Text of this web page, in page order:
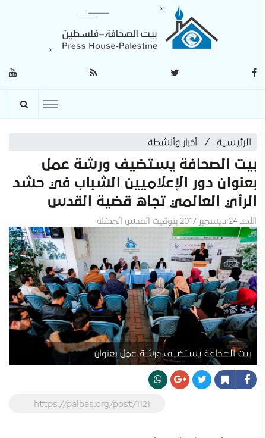
الرئيسية أخبار وأنشطة
بيت الصحافة يستضيف ورشة عمل
بعنوان دور الإعلاميين الشباب في حشد
الرأي العالمي تجاه قضية القدس
الأحد 24 ديسمبر 2017 بتوقيت القدس المحتلة
بيت الصحافة يستضيف ورشة عمل بعنوان
https://palbas.org/post/1121